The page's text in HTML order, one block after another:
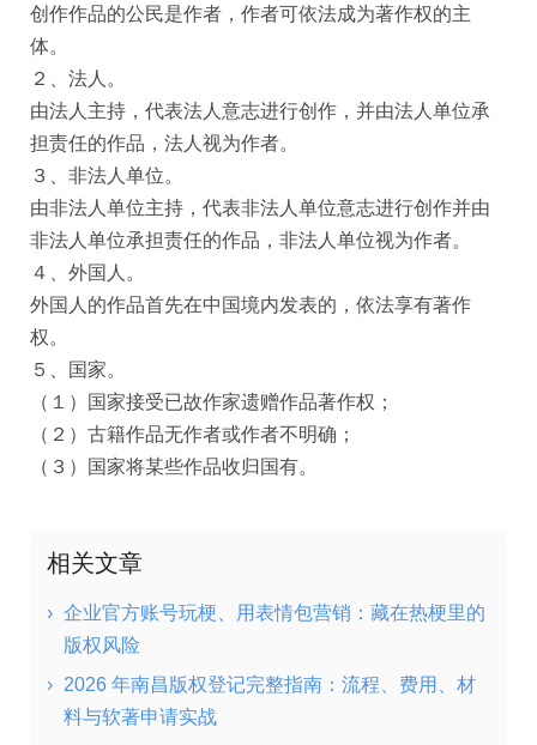
创作作品的公民是作者，作者可依法成为著作权的主
体。
２、法人。
由法人主持，代表法人意志进行创作，并由法人单位承
担责任的作品，法人视为作者。
３、非法人单位。
由非法人单位主持，代表非法人单位意志进行创作并由
非法人单位承担责任的作品，非法人单位视为作者。
４、外国人。
外国人的作品首先在中国境内发表的，依法享有著作
权。
５、国家。
（１）国家接受已故作家遗赠作品著作权；
（２）古籍作品无作者或作者不明确；
（３）国家将某些作品收归国有。
相关文章
› 企业官方账号玩梗、用表情包营销：藏在热梗里的
版权风险
› 2026 年南昌版权登记完整指南：流程、费用、材
料与软著申请实战